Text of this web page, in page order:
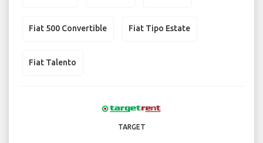
Fiat 500 Convertible Fiat Tipo Estate
Fiat Talento
TARGET